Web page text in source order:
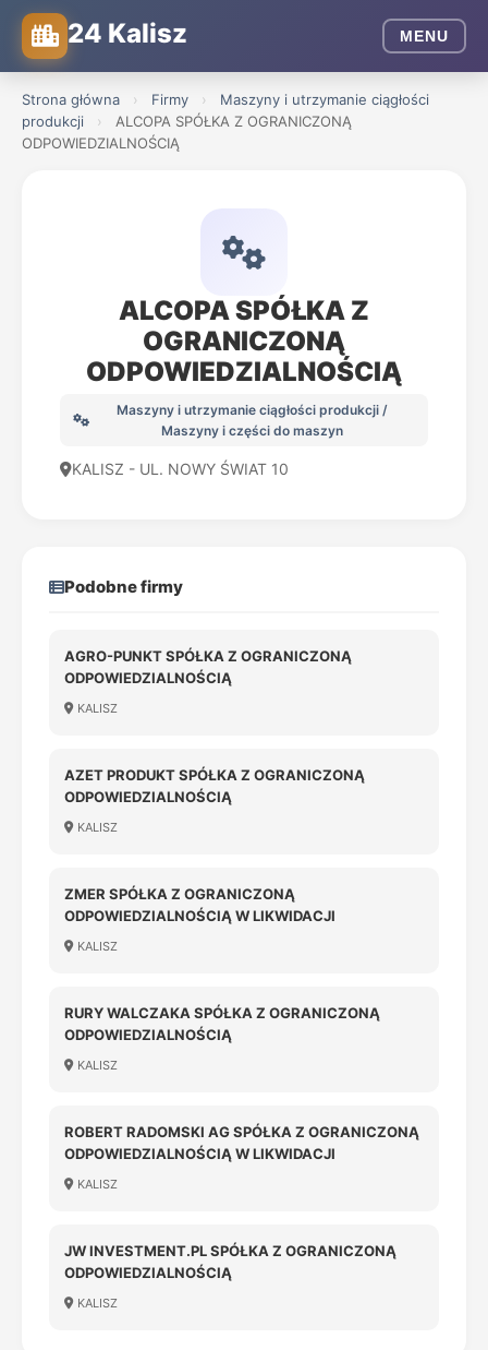
24 Kalisz MENU
Strona główna › Firmy ›
Maszyny i utrzymanie ciągłości
produkcji
›
ALCOPA SPÓŁKA Z OGRANICZONĄ
ODPOWIEDZIALNOŚCIĄ
ALCOPA SPÓŁKA Z
OGRANICZONĄ
ODPOWIEDZIALNOŚCIĄ
Maszyny i utrzymanie ciągłości produkcji /
Maszyny i części do maszyn
KALISZ - UL. NOWY ŚWIAT 10
Podobne firmy
AGRO-PUNKT SPÓŁKA Z OGRANICZONĄ
ODPOWIEDZIALNOŚCIĄ
KALISZ
AZET PRODUKT SPÓŁKA Z OGRANICZONĄ
ODPOWIEDZIALNOŚCIĄ
KALISZ
ZMER SPÓŁKA Z OGRANICZONĄ
ODPOWIEDZIALNOŚCIĄ W LIKWIDACJI
KALISZ
RURY WALCZAKA SPÓŁKA Z OGRANICZONĄ
ODPOWIEDZIALNOŚCIĄ
KALISZ
ROBERT RADOMSKI AG SPÓŁKA Z OGRANICZONĄ
ODPOWIEDZIALNOŚCIĄ W LIKWIDACJI
KALISZ
JW INVESTMENT.PL SPÓŁKA Z OGRANICZONĄ
ODPOWIEDZIALNOŚCIĄ
KALISZ